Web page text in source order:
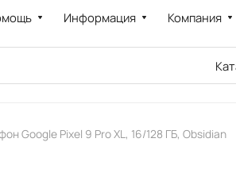
Информация Компания
Google Pixel 9 Pro XL, 16/128 ГБ, Obsidian